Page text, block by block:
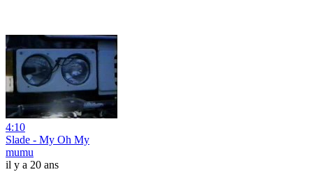
4:10
Slade - My Oh My
mumu
il y a 20 ans